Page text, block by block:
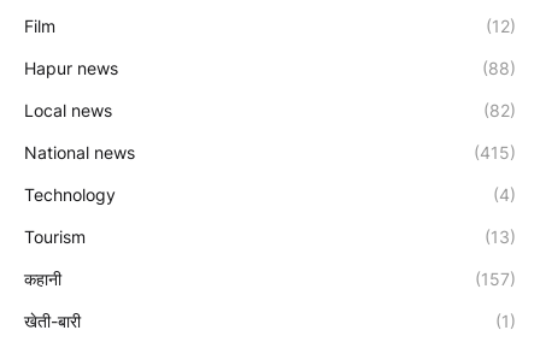
Film (12)
Hapur news (88)
Local news (82)
National news (415)
Technology (4)
Tourism (13)
कहानी (157)
खेती-बारी (1)